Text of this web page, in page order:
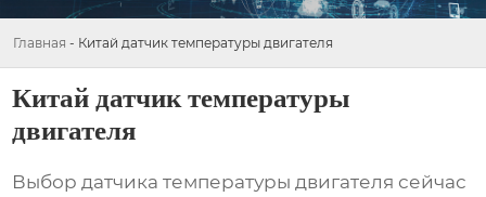
Главная - Китай датчик температуры двигателя
Китай датчик температуры
двигателя
Выбордатчика температуры двигателя сейчас